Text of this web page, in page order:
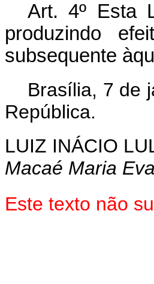
Art. 4º Esta
produzindo
subsequente
Brasília, 7 de
República.
LUIZ INÁCIO
Macaé Maria
Este texto não